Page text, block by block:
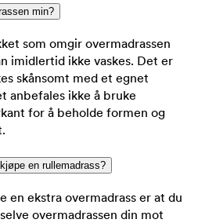
min?
som omgir overmadrassen
imidlertid ikke vaskes. Det er
skånsomt med et egnet
anbefales ikke å bruke
for å beholde formen og
en rullemadrass?
en ekstra overmadrass er at du
overmadrassen din mot